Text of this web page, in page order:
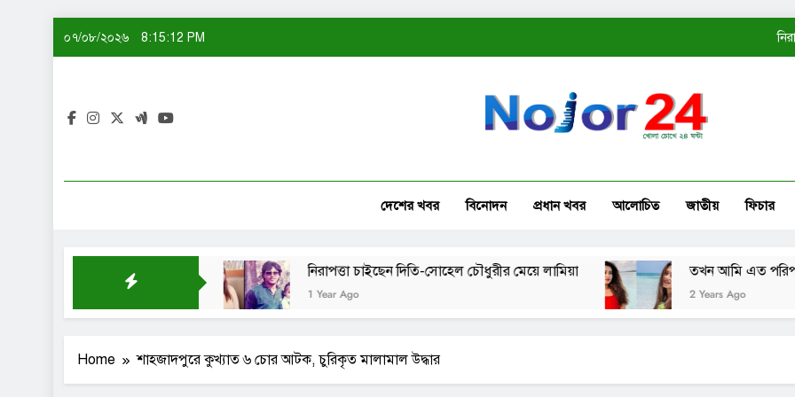
০৭/০৮/২০২৬ 8:15:13 PM
দেশের খবর বিনোদন প্রধান খবর আলোচিত জাতীয় ফিচার
বানিয়ে নাকি: শেখ সাদী নিরাপত্তা চাইছেন দিতি-সোহেল চৌধুরীর মেয়ে লামিয়া
1 Year Ago
তখন আমি এত পরিপক্ব ছিলাম
2 Years Ago
Home শাহজাদপুরে কুখ্যাত ৬ চোর আটক, চুরিকৃত মালামাল উদ্ধার